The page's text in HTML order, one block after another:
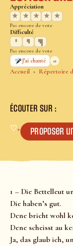
Accueil Répertoire
Appréciation
★
★ ★ ★ ★
Pas encore de vote
Difficulté
Pas encore de vote
J’ai chanté
0
ÉCOUTER SUR :
♡+ Proposer
1 – Die Bettelleut
Die haben’s gut.
Dene bricht wohl
Dene scheisst au
Ja, das glaub ich,